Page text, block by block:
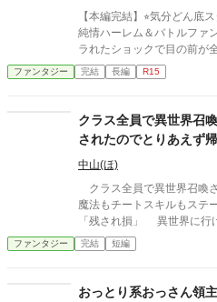
【本編完結】⭐︎気分どん底
純情ハーレム＆バトルファンタジー⭐︎ 長年思い
ラれたショックで目の前が
異世界召喚ですか!? しかも、フラれたばかりのダダ凹みなのに、
まさかのハーレム展開。ま
ですか。赤面しますよ。 ただ、召喚されたお城は、落城寸前の風
前の灯火。伝説の『マレビ
8)は、城主代行を任されて
立ち向かうことに。 といっても、発現するらしいチートは使えな
いし、お城に唯一いた呪術
で、眠りっ放し。 とにかく、俺を取り囲んでる女子たちと、お城
の皆さんの気持ちをまとめて闘うしかな
そんな気分じゃないんだけ
ファンタジー 完結 長編 R15
クラス全員で異世界召
されたのでとりあえず
中山(ほ)
クラス全員で異世界召喚
魔法もチートスキルもステ
「残され損」 異世界に行
辛い現実だった。 AI使用状況 GoogleのGeminiさん使ってます〜
誤字脱字チェックと調べ物
ファンタジー 完結 短編
おっとり系おっさん領